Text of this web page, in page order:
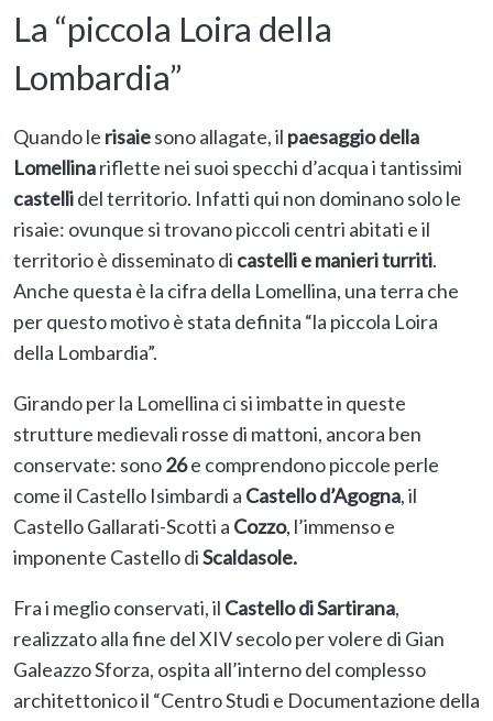
La “piccola Loira della
Lombardia”
Quando le risaiesono allagate, il paesaggio della
Lomellinariflette nei suoi specchi d’acqua i tantissimi
castellidel territorio. Infatti qui non dominano solo le
risaie: ovunque si trovano piccoli centri abitati e il
territorio è disseminato di castelli e manieri turriti.
Anche questa è la cifra della Lomellina, una terra che
per questo motivo è stata definita “la piccola Loira
della Lombardia”.
Girando per la Lomellina ci si imbatte in queste
strutture medievali rosse di mattoni, ancora ben
conservate: sono26e comprendono piccole perle
come il Castello Isimbardi a Castello d’Agogna,il
Castello Gallarati-Scotti a Cozzo, l’immenso e
imponente Castello diScaldasole.
Fra i meglio conservati, il Castello di Sartirana,
realizzato alla fine del XIV secolo per volere di Gian
Galeazzo Sforza, ospita all’interno del complesso
architettonico il “Centro Studi e Documentazione della